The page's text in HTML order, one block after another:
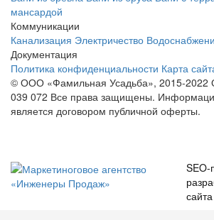
мансардой
Коммуникации
Канализация Электричество
Документация
Политика конфиденциальности Карта
© ООО «Фамильная Усадьба», 2015-2022
039 072 Все права защищены.
является договором публичной оферты.
SEO-
сайта